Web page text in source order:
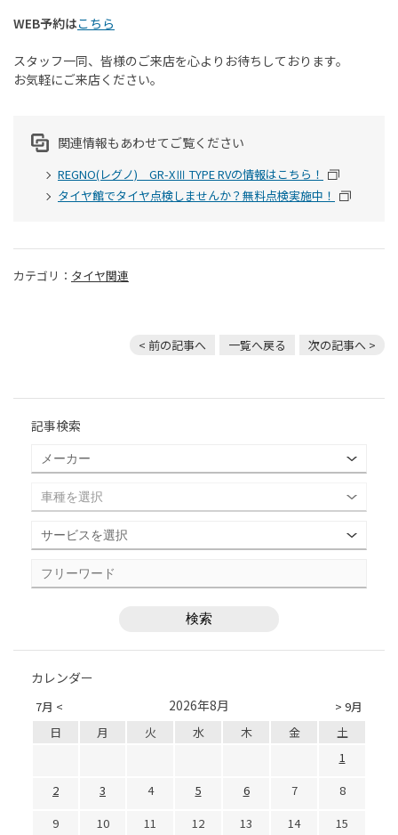
WEB予約はこちら
スタッフ一同、皆様のご来店を心よりお待ちしております。
お気軽にご来店ください。
関連情報もあわせてご覧ください
REGNO(レグノ) GR-XⅢ TYPE RVの情報はこちら！
タイヤ館でタイヤ点検しませんか？無料点検実施中！
カテゴリ： タイヤ関連
< 前の記事へ 一覧へ戻る 次の記事へ >
記事検索
カレンダー
7月 < > 9月
2026年8月
日 月 火 水 木 金
土
1
2
3 4 5 6 7
8
9
10 11 12 13 14
15